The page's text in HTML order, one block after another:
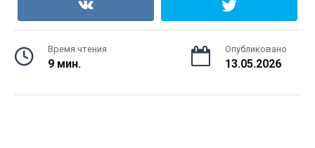
Время чтения
9 мин.
Опубликовано
13.05.2026